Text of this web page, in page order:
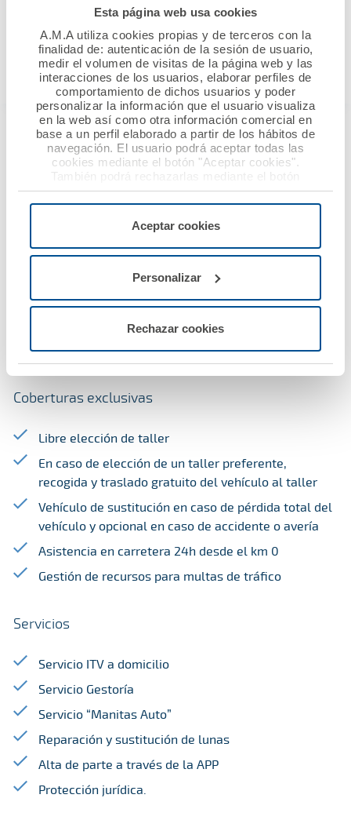
Esta página web usa cookies
A.M.A utiliza cookies propias y de terceros con la
finalidad de: autenticación de la sesión de usuario,
medir el volumen de visitas de la página web y las
interacciones de los usuarios, elaborar perfiles de
comportamiento de dichos usuarios y poder
personalizar la información que el usuario visualiza
en la web así como otra información comercial en
base a un perfil elaborado a partir de los hábitos de
navegación. El usuario podrá aceptar todas las
cookies mediante el botón "Aceptar cookies".
"Rechazar", donde se rechazarán todas las cookies
menos las necesarias para permitir el acceso a los
servicios de la web solicitados por el usuario, o
configurarlas usando el botón “Personalizar".
Aceptar cookies
Personalizar
Rechazar cookies
O si lo prefieres llámanos al
923 26 31 68
Seguro de coche
mejor valorados del mercado con diferentes
El seguro de coche de A.M.A. te ofrece coberturas
exclusivas y servicios que te ayudarán a pasar la ITV,
realizar pequeñas reparaciones o dar un parte.
Seguro de coche
Coberturas exclusivas
Libre elección de taller
En caso de elección de un taller preferente,
recogida y traslado gratuito del vehículo al taller
Vehículo de sustitución en caso de pérdida total del
vehículo y opcional en caso de accidente o avería
Asistencia en carretera 24h desde el km 0
Gestión de recursos para multas de tráfico
Servicios
Servicio ITV a domicilio
Servicio Gestoría
Servicio “Manitas Auto”
Reparación y sustitución de lunas
Alta de parte a través de la APP
Protección jurídica.